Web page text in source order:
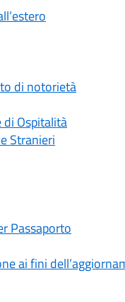
di notorietà
Ospitalità
Stranieri
Passaporto
ai fini